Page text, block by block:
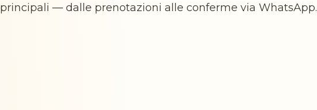
principali — dalle prenotazioni alle conferme via WhatsApp.